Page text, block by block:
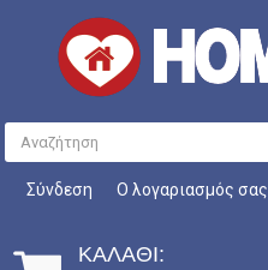
Σύνδεση Ο λογαριασμός σας
ΚΑΛΆΘΙ: